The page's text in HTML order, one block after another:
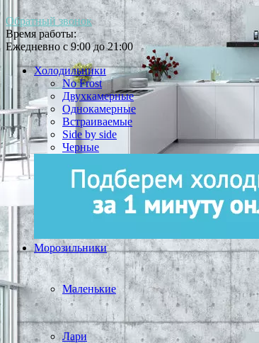
Обратный звонок
Время работы:
Ежедневно с 9:00 до 21:00
Холодильники
No Frost
Двухкамерные
Однокамерные
Встраиваемые
Side by side
Черные
Морозильники
Маленькие
Лари